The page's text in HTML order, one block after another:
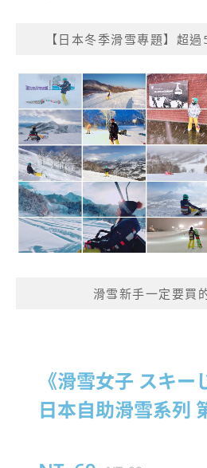
【日本冬季滑雪專題】超
滑雪新手一定要買